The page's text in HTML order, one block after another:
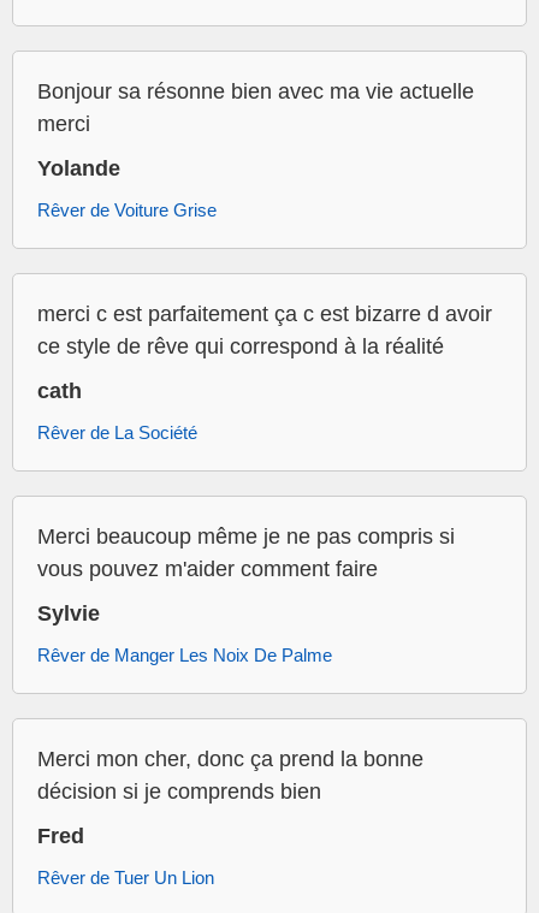
Bonjour sa résonne bien avec ma vie actuelle
merci
Yolande
Rêver de Voiture Grise
merci c est parfaitement ça c est bizarre d avoir
ce style de rêve qui correspond à la réalité
cath
Rêver de La Société
Merci beaucoup même je ne pas compris si
vous pouvez m'aider comment faire
Sylvie
Rêver de Manger Les Noix De Palme
Merci mon cher, donc ça prend la bonne
décision si je comprends bien
Fred
Rêver de Tuer Un Lion